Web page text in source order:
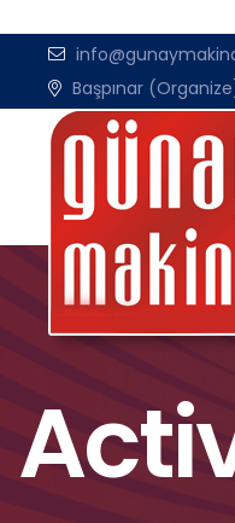
Başpınar